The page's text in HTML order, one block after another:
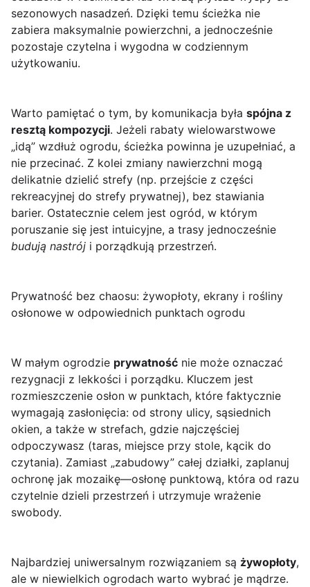
sezonowych nasadzeń. Dzięki temu ścieżka nie
zabiera maksymalnie powierzchni, a jednocześnie
pozostaje czytelna i wygodna w codziennym
użytkowaniu.
Warto pamiętać o tym, by komunikacja była spójna z
resztą kompozycji. Jeżeli rabaty wielowarstwowe
„idą” wzdłuż ogrodu, ścieżka powinna je uzupełniać, a
nie przecinać. Z kolei zmiany nawierzchni mogą
delikatnie dzielić strefy (np. przejście z części
rekreacyjnej do strefy prywatnej), bez stawiania
barier. Ostatecznie celem jest ogród, w którym
poruszanie się jest intuicyjne, a trasy jednocześnie
budują nastrój i porządkują przestrzeń.
Prywatność bez chaosu: żywopłoty, ekrany i rośliny
osłonowe w odpowiednich punktach ogrodu
W małym ogrodzie prywatność nie może oznaczać
rezygnacji z lekkości i porządku. Kluczem jest
rozmieszczenie osłon w punktach, które faktycznie
wymagają zasłonięcia: od strony ulicy, sąsiednich
okien, a także w strefach, gdzie najczęściej
odpoczywasz (taras, miejsce przy stole, kącik do
czytania). Zamiast „zabudowy” całej działki, zaplanuj
ochronę jak mozaikę—osłonę punktową, która od razu
czytelnie dzieli przestrzeń i utrzymuje wrażenie
swobody.
Najbardziej uniwersalnym rozwiązaniem są żywopłoty,
ale w niewielkich ogrodach warto wybrać je mądrze.